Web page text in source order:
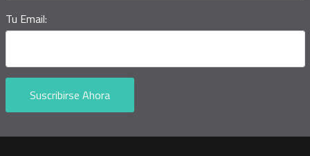
Tu Email:
Suscribirse Ahora